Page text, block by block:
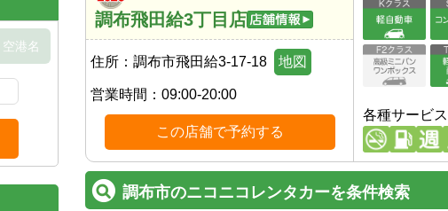
調布飛田給3丁目店
住所： 調布市飛田給3-17-18 地図
営業時間： 09:00-20:00
この店舗で予約する
各種サービス
調布市のニコニコレンタカーを条件検索
空港名